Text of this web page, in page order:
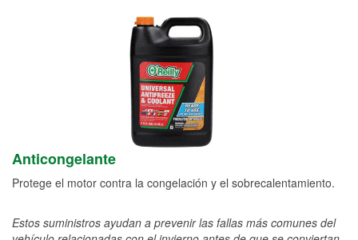
Anticongelante
Protege el motor contra la congelación y el sobrecalentamiento.
Estos suministros ayudan a prevenir las fallas más comunes del